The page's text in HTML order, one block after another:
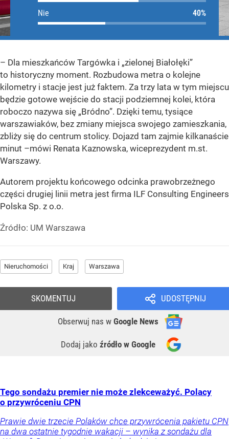
Nie
Nie
– Dla mieszkańców Targówka i „zielonej Białołęki”
to historyczny moment. Rozbudowa metra o kolejne
kilometry i stacje jest już faktem. Za trzy lata w tym miejscu
będzie gotowe wejście do stacji podziemnej kolei, która
roboczo nazywa się „Bródno”. Dzięki temu, tysiące
warszawiaków, bez zmiany miejsca swojego zamieszkania,
zbliży się do centrum stolicy. Dojazd tam zajmie kilkanaście
minut –mówi Renata Kaznowska, wiceprezydent m.st.
Warszawy.
Autorem projektu końcowego odcinka prawobrzeżnego
części drugiej linii metra jest firma ILF Consulting Engineers
Polska Sp. z o.o.
Źródło: UM Warszawa
Nieruchomości Kraj Warszawa
UDOSTĘPNIJ
Obserwuj nas w Google News
Dodaj jako źródło w Google
SKOMENTUJ
Tego sondażu premier nie może zlekceważyć. Polacy
o przywróceniu CPN
Prawie dwie trzecie Polaków chce przywrócenia pakietu CPN
na dwa ostatnie tygodnie wakacji – wynika z sondażu dla